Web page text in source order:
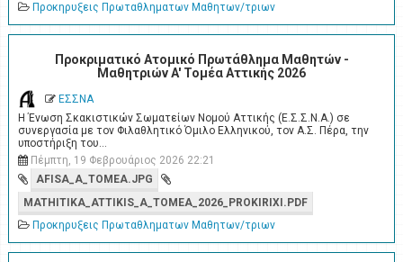
Προκηρυξεις Πρωταθληματων Μαθητων/τριων
Προκριματικό Ατομικό Πρωτάθλημα Μαθητών -
Μαθητριών A' Τομέα Αττικής 2026
ΕΣΣΝΑ
Η Ένωση Σκακιστικών Σωματείων Νομού Αττικής (Ε.Σ.Σ.Ν.Α.) σε
συνεργασία με τον Φιλαθλητικό Όμιλο Ελληνικού, τον Α.Σ. Πέρα, την
υποστήριξη του…
Πέμπτη, 19 Φεβρουάριος 2026 22:21
AFISA_A_TOMEA.JPG
MATHITIKA_ATTIKIS_A_TOMEA_2026_PROKIRIXI.PDF
Προκηρυξεις Πρωταθληματων Μαθητων/τριων